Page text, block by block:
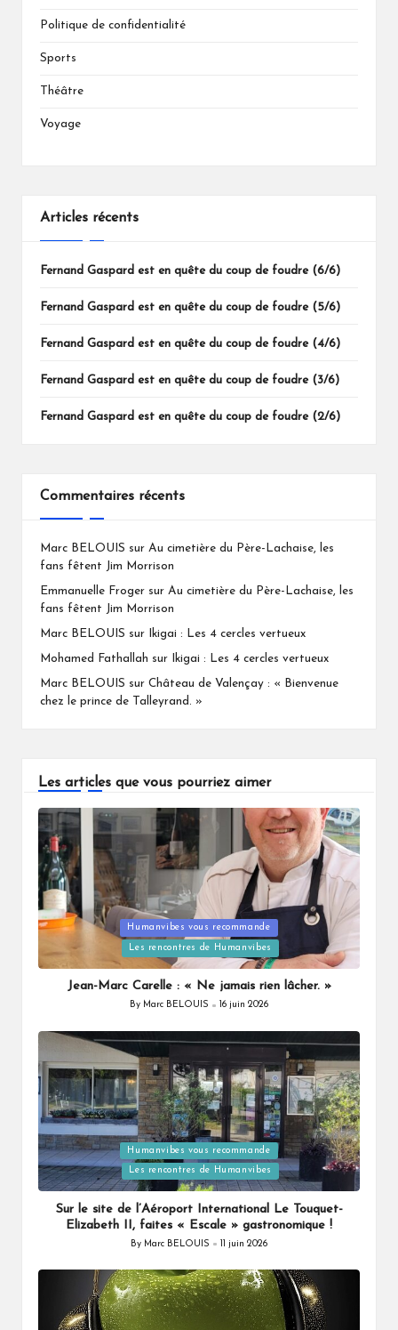
Politique de confidentialité
Sports
Théâtre
Voyage
Articles récents
Fernand Gaspard est en quête du coup de foudre (6/6)
Fernand Gaspard est en quête du coup de foudre (5/6)
Fernand Gaspard est en quête du coup de foudre (4/6)
Fernand Gaspard est en quête du coup de foudre (3/6)
Fernand Gaspard est en quête du coup de foudre (2/6)
Commentaires récents
Marc BELOUIS sur Au cimetière du Père-Lachaise, les
fans fêtent Jim Morrison
Emmanuelle Froger sur Au cimetière du Père-Lachaise, les
fans fêtent Jim Morrison
Marc BELOUIS sur Ikigai : Les 4 cercles vertueux
Mohamed Fathallah sur Ikigai : Les 4 cercles vertueux
Marc BELOUIS sur Château de Valençay : « Bienvenue
chez le prince de Talleyrand. »
Les articles que vous pourriez aimer
Posted
Humanvibes vous recommande
Les rencontres de Humanvibes
Jean-Marc Carelle : « Ne jamais rien lâcher. »
Posted
By Marc BELOUIS 16 juin 2026
Posted
in
Humanvibes vous recommande
Les rencontres de Humanvibes
Sur le site de l’Aéroport International Le Touquet-
Elizabeth II, faites « Escale » gastronomique !
Posted
By Marc BELOUIS 11 juin 2026